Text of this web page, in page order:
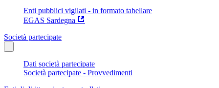
Enti pubblici vigilati - in formato tabellare
EGAS Sardegna
Società partecipate
Dati società partecipate
Società partecipate - Provvedimenti